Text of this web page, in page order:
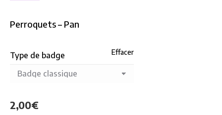
Perroquets – Pan
Type de badge Effacer
2,00€